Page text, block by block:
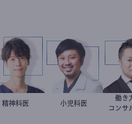
藤野智哉
精神科医 今西洋介
小児科医